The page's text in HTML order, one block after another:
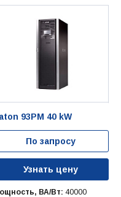
93PM 40 kW
По запросу
Узнать цену
ВА/Вт: 40000